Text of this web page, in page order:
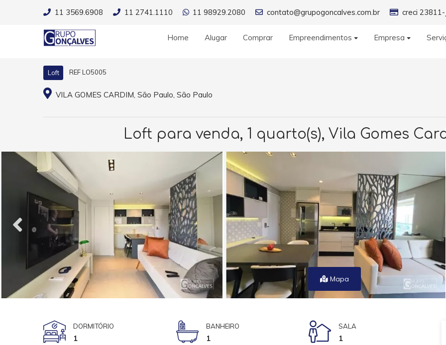
11 3569.6908 11 2741.1110 11 98929.2080 contato@grupogoncalves.com.br creci 23811-
Home Alugar Comprar Empreendimentos Empresa
Loft REF LO5005
VILA GOMES CARDIM, São Paulo, São Paulo
Loft para venda, 1 quarto(s), Vila Gomes
Mapa
DORMITÓRIO
1
BANHEIRO
1
SALA
1